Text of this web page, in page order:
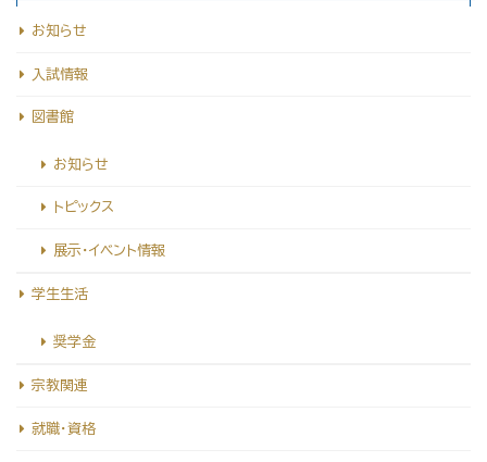
お知らせ
入試情報
図書館
お知らせ
トピックス
展示・イベント情報
学生生活
奨学金
宗教関連
就職・資格